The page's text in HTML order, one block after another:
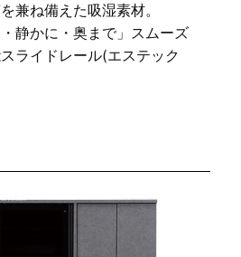
兼ね備えた吸湿素材。
静かに・奥まで」スムーズ
ライドレール(エステック